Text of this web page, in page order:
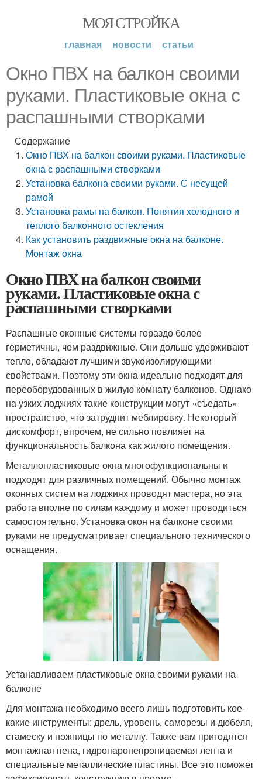
МОЯ СТРОЙКА
главная новости статьи
Окно ПВХ на балкон своими
руками. Пластиковые окна с
распашными створками
Содержание
Окно ПВХ на балкон своими руками. Пластиковые
окна с распашными створками
Установка балкона своими руками. С несущей
рамой
Установка рамы на балкон. Понятия холодного и
теплого балконного остекления
Как установить раздвижные окна на балконе.
Монтаж окна
Окно ПВХ на балкон своими
руками. Пластиковые окна с
распашными створками
Распашные оконные системы гораздо более
герметичны, чем раздвижные. Они дольше удерживают
тепло, обладают лучшими звукоизолирующими
свойствами. Поэтому эти окна идеально подходят для
переоборудованных в жилую комнату балконов. Однако
на узких лоджиях такие конструкции могут «съедать»
пространство, что затруднит меблировку. Некоторый
дискомфорт, впрочем, не сильно повлияет на
функциональность балкона как жилого помещения.
Металлопластиковые окна многофункциональны и
подходят для различных помещений. Обычно монтаж
оконных систем на лоджиях проводят мастера, но эта
работа вполне по силам каждому и может проводиться
самостоятельно. Установка окон на балконе своими
руками не предусматривает специального технического
оснащения.
Устанавливаем пластиковые окна своими руками на
балконе
Для монтажа необходимо всего лишь подготовить кое-
какие инструменты: дрель, уровень, саморезы и дюбеля,
стамеску и ножницы по металлу. Также вам пригодятся
монтажная пена, гидропаронепроницаемая лента и
специальные металлические пластины. Все это поможет